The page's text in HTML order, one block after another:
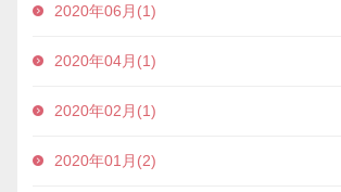
2020年06月(1)
2020年04月(1)
2020年02月(1)
2020年01月(2)